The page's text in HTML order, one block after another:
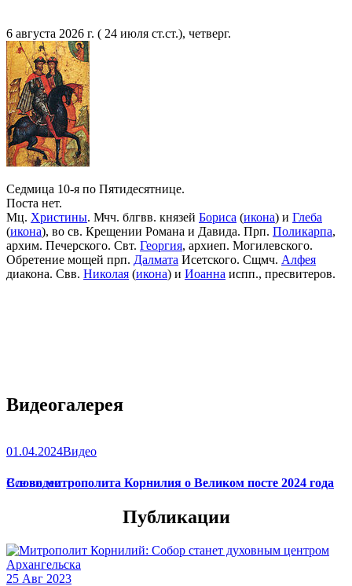
6 августа 2026 г. ( 24 июля ст.ст.), четверг.
Седмица 10-я по Пятидесятнице.
Поста нет.
Мц. Христины. Мчч. блгвв. князей Бориса (икона) и Глеба
(икона), во св. Крещении Романа и Давида. Прп. Поликарпа,
архим. Печерского. Свт. Георгия, архиеп. Могилевского.
Обретение мощей прп. Далмата Исетского. Сщмч. Алфея
диакона. Свв. Николая (икона) и Иоанна испп., пресвитеров.
Видеогалерея
01.04.2024Видео
Слово митрополита Корнилия о Великом посте 2024 года
Все видео
Публикации
25 Авг 2023